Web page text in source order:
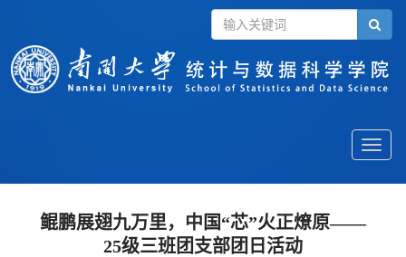
Toggle
鲲鹏展翅九万里，中国“芯”火正燎原——
25级三班团支部团日活动